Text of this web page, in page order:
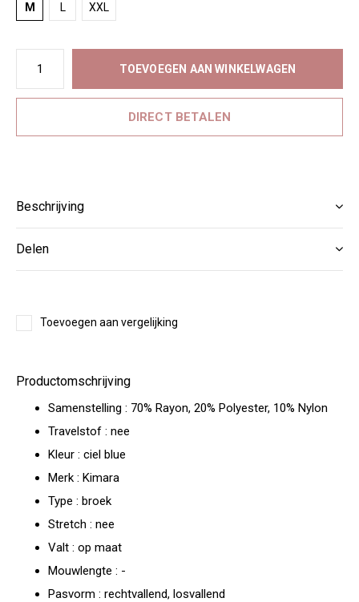
M L XXL
TOEVOEGEN AAN WINKELWAGEN
DIRECT BETALEN
Beschrijving
Delen
Toevoegen aan vergelijking
Productomschrijving
Samenstelling : 70% Rayon, 20% Polyester, 10% Nylon
Travelstof : nee
Kleur : ciel blue
Merk : Kimara
Type : broek
Stretch : nee
Valt : op maat
Mouwlengte : -
Pasvorm : rechtvallend, losvallend